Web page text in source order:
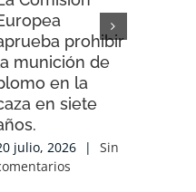
prohibir
munición de
en la
en siete
julio, 2026 |
Sin